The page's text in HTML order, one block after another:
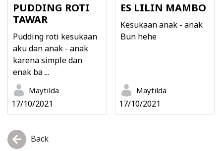
PUDDING ROTI
TAWAR
Pudding roti kesukaan
aku dan anak - anak
karena simple dan
enak ba ...
Maytilda
17/10/2021
ES LILIN MAMBO
Kesukaan anak - anak
Bun hehe
Maytilda
17/10/2021
Back